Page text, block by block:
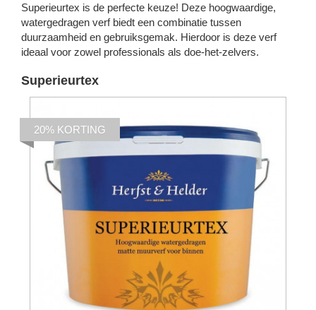
Superieurtex is de perfecte keuze! Deze hoogwaardige,
watergedragen verf biedt een combinatie tussen
duurzaamheid en gebruiksgemak. Hierdoor is deze verf
ideaal voor zowel professionals als doe-het-zelvers.
Superieurtex
20% KORTING